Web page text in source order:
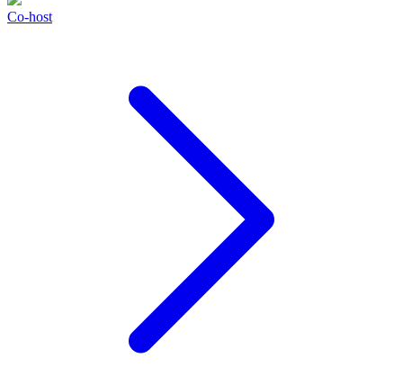
Co-host